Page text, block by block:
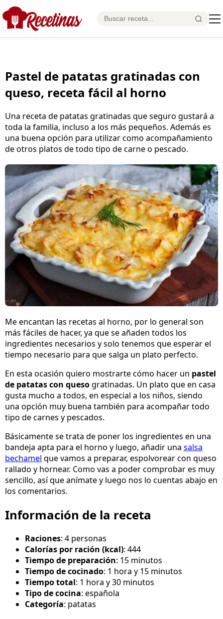
Pastel de patatas gratinadas con
queso, receta fácil al horno
Una receta de patatas gratinadas que seguro gustará a
toda la familia, incluso a los más pequeños. Además es
una buena opción para utilizar como acompañamiento
de otros platos de todo tipo de carne o pescado.
Me encantan las recetas al horno, por lo general son
más fáciles de hacer, ya que se añaden todos los
ingredientes necesarios y solo tenemos que esperar el
tiempo necesario para que salga un plato perfecto.
En esta ocasión quiero mostrarte cómo hacer un pastel
de patatas con quesogratinadas. Un plato que en casa
gusta mucho a todos, en especial a los niños, siendo
una opción muy buena también para acompañar todo
tipo de carnes y pescados.
Básicamente se trata de poner los ingredientes en una
bandeja apta para el horno y luego, añadir una salsa
bechamel que vamos a preparar, espolvorear con queso
rallado y hornear. Como vas a poder comprobar es muy
sencillo, así que anímate y luego nos lo cuentas abajo en
los comentarios.
Información de la receta
Raciones: 4 personas
Calorías por ración (kcal): 444
Tiempo de preparación: 15 minutos
Tiempo de cocinado: 1 hora y 15 minutos
Tiempo total: 1 hora y 30 minutos
Tipo de cocina: española
Categoría: patatas